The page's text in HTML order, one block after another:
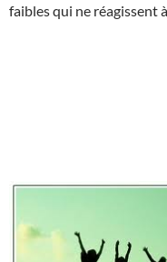
faibles qui ne réagissent